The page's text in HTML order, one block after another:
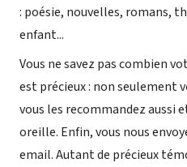
: poésie, nouvelles, romans,
enfant...
Vous ne savez pas combien
est précieux : non seulement
vous les recommandez aussi
oreille. Enfin, vous nous
email. Autant de précieux